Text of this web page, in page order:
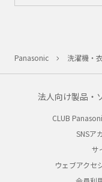
Panasonic 洗濯機・
法人向け製品・
CLUB
SNSア
サ
ウェブアクセ